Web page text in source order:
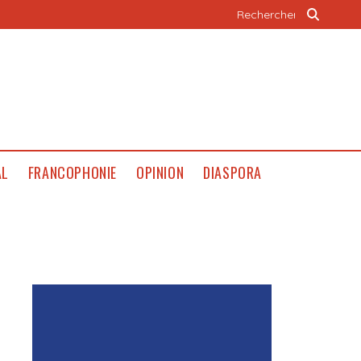
FRANCOPHONIE OPINION DIASPORA